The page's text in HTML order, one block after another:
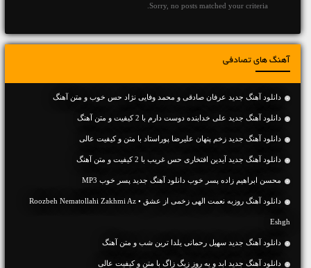
Sorry, no posts matched your criteria.
آهنگ های تصادفی
دانلود آهنگ جديد عرفان صادقی و محمد وفایی نژاد حس خوب و متن آهنگ
دانلود آهنگ جديد علی خدابنده دوست دارم با 2 کیفیت و متن آهنگ
دانلود آهنگ جديد زخم پنهان علیرضا پوراستاد با متن و کیفیت عالی
دانلود آهنگ جديد آیدین افتخاری حس غریب با 2 کیفیت و متن آهنگ
محسن ابراهیم زاده پسر خوب دانلود آهنگ جدید پسر خوب MP3
دانلود آهنگ روزبه نعمت الهی زخمی از عشق • Roozbeh Nematollahi Zakhmi Az
Eshgh
دانلود آهنگ جديد سهیل رحمانی یلدا ترین شب و متن آهنگ
دانلود آهنگ جديد ابد و یه روز زیگ زاگ با متن و کیفیت عالی